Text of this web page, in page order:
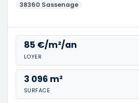
38360 Sassenage
85 €/m²/an
LOYER
3 096 m²
SURFACE